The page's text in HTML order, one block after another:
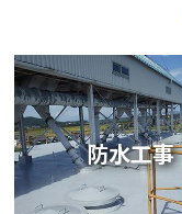
防水工事